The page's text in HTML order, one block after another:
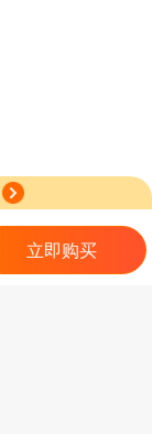
立即购买